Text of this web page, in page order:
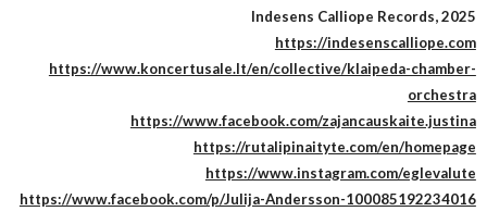
Indesens Calliope Records, 2025
https://indesenscalliope.com
https://www.koncertusale.lt/en/collective/klaipeda-chamber-
orchestra
https://www.facebook.com/zajancauskaite.justina
https://rutalipinaityte.com/en/homepage
https://www.instagram.com/eglevalute
https://www.facebook.com/p/Julija-Andersson-100085192234016